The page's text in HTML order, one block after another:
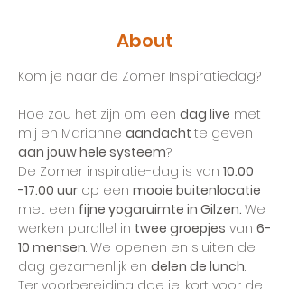
About
Hoe zou het zijn om een dag live met
mij en Marianne aandacht te geven
aan jouw hele systeem?
De Zomer inspiratie-dag is van 10.00
-17.00 uur op een mooie buitenlocatie
met een fijne yogaruimte in Gilzen. We
werken parallel in twee groepjes van 6-
10 mensen. We openen en sluiten de
dag gezamenlijk en delen de lunch.
Ter voorbereiding doe je, kort voor de